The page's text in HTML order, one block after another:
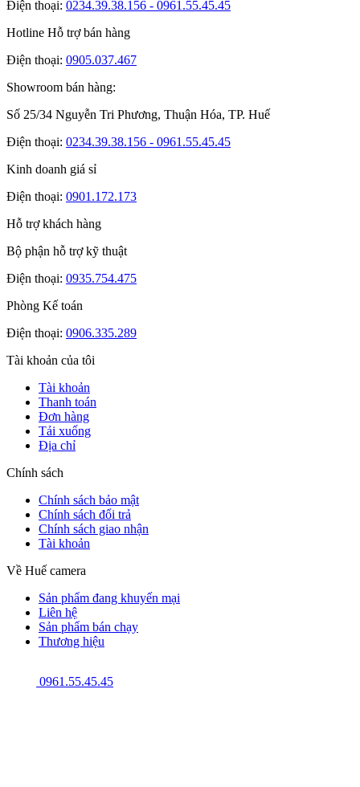
Điện thoại: 0234.39.38.156 - 0961.55.45.45
Hotline Hỗ trợ bán hàng
Điện thoại: 0905.037.467
Showroom bán hàng:
Số 25/34 Nguyễn Tri Phương, Thuận Hóa, TP. Huế
Điện thoại: 0234.39.38.156 - 0961.55.45.45
Kinh doanh giá sỉ
Điện thoại: 0901.172.173
Hỗ trợ khách hàng
Bộ phận hỗ trợ kỹ thuật
Điện thoại: 0935.754.475
Phòng Kế toán
Điện thoại: 0906.335.289
Tài khoản của tôi
Tài khoản
Thanh toán
Đơn hàng
Tải xuống
Địa chỉ
Chính sách
Chính sách bảo mật
Chính sách đổi trả
Chính sách giao nhận
Tài khoản
Về Huế camera
Sản phẩm đang khuyến mại
Liên hệ
Sản phẩm bán chạy
Thương hiệu
0961.55.45.45